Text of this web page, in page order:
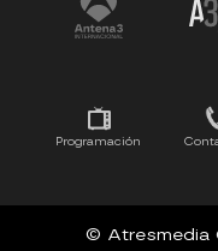
Programación
© Atresmedia